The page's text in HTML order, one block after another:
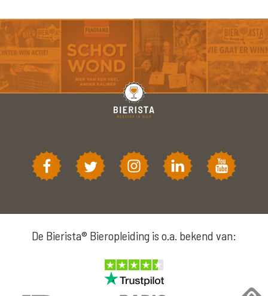
De Bierista® Bieropleiding is o.a. bekend van: